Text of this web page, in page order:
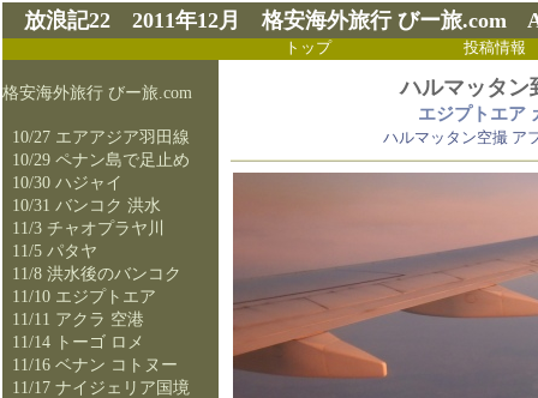
放浪記22 2011年12月 格安海外旅行 びー旅.com
トップ 投稿情報
格安海外旅行 びー旅.com
10/27 エアアジア羽田線
10/29 ペナン島で足止め
10/30 ハジャイ
10/31 バンコク 洪水
11/3 チャオプラヤ川
11/5 パタヤ
11/8 洪水後のバンコク
11/10 エジプトエア
11/11 アクラ 空港
11/14 トーゴ ロメ
11/16 ベナン コトヌー
11/17 ナイジェリア国境
ハルマッタン
エジプトエア
ハルマッタン空撮 ア